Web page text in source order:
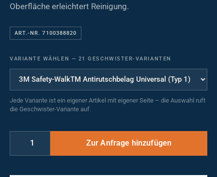
Oberfläche erleichtert Reinigung.
ART.-NR. 7100388820
VARIANTE WÄHLEN — 21 GESCHWISTER-VARIANTEN
Jede Variante ist ein eigener Artikel mit eigener Seite – die Auswahl ruft
die Geschwister-Variante auf.